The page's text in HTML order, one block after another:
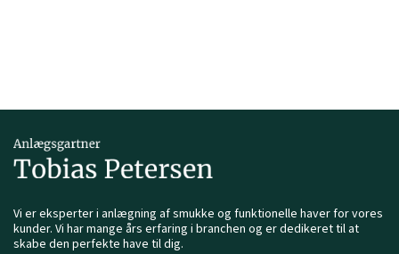
Vi er eksperter i anlægning af smukke og funktionelle haver for vores
kunder. Vi har mange års erfaring i branchen og er dedikeret til at
skabe den perfekte have til dig.